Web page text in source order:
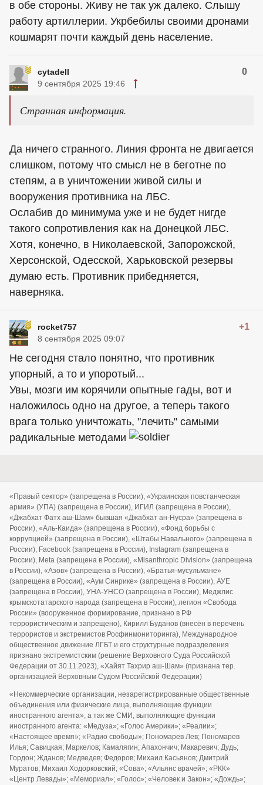
в обе стороны. Живу не так уж далеко. Слышу
работу артиллерии. Укрбебилы своими дронами
кошмарят почти каждый день население.
cytadell 0
9 сентября 2025 19:46
Странная информация.
Да ничего странного. Линия фронта не двигается
слишком, потому что смысл не в беготне по
степям, а в уничтожении живой силы и
вооружения противника на ЛБС.
Ослабив до минимума уже и не будет нигде
такого сопротивления как на Донецкой ЛБС.
Хотя, конечно, в Николаевской, Запорожской,
Херсонской, Одесской, Харьковской резервы
думаю есть. Противник прибедняется,
наверняка.
rocket757 +1
8 сентября 2025 09:07
Не сегодня стало понятно, что противник
упорный, а то и упоротый...
Увы, мозги им корячили опытные гады, вот и
наложилось одно на другое, а теперь такого
врага только уничтожать, "лечить" самыми
радикальные методами
«Правый сектор» (запрещена в России), «Украинская повстанческая
армия» (УПА) (запрещена в России), ИГИЛ (запрещена в России),
«Джабхат Фатх аш-Шам» бывшая «Джабхат ан-Нусра» (запрещена в
России), «Аль-Каида» (запрещена в России), «Фонд борьбы с
коррупцией» (запрещена в России), «Штабы Навального» (запрещена в
России), Facebook (запрещена в России), Instagram (запрещена в
России), Meta (запрещена в России), «Misanthropic Division» (запрещена
в России), «Азов» (запрещена в России), «Братья-мусульмане»
(запрещена в России), «Аум Синрике» (запрещена в России), АУЕ
(запрещена в России), УНА-УНСО (запрещена в России), Меджлис
крымскотатарского народа (запрещена в России), легион «Свобода
России» (вооруженное формирование, признано в РФ
террористическим и запрещено), Кирилл Буданов (внесён в перечень
террористов и экстремистов Росфинмониторинга), Международное
общественное движение ЛГБТ и его структурные подразделения
признано экстремистским (решение Верховного Суда Российской
Федерации от 30.11.2023), «Хайят Тахрир аш-Шам» (признана тер.
организацией Верховным Судом Российской Федерации)
«Некоммерческие организации, незарегистрированные общественные
объединения или физические лица, выполняющие функции
иностранного агента», а так же СМИ, выполняющие функции
иностранного агента: «Медуза»; «Голос Америки»; «Реалии»;
«Настоящее время»; «Радио свободы»; Пономарев Лев; Пономарев
Илья; Савицкая; Маркелов; Камалягин; Апахончич; Макаревич; Дудь;
Гордон; Жданов; Медведев; Федоров; Михаил Касьянов; Дмитрий
Муратов; Михаил Ходорковский; «Сова»; «Альянс врачей»; «РКК»
«Центр Левады»; «Мемориал»; «Голос»; «Человек и Закон»; «Дождь»;